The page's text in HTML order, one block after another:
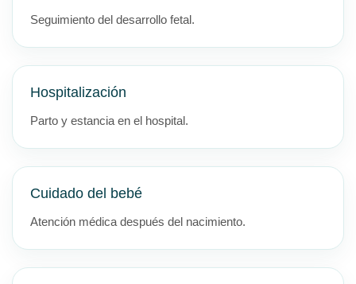
Seguimiento del desarrollo fetal.
Hospitalización
Parto y estancia en el hospital.
Cuidado del bebé
Atención médica después del nacimiento.